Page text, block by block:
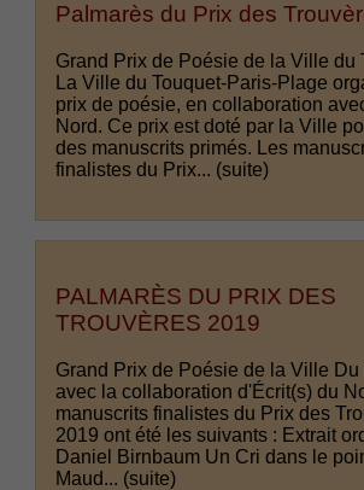
Palmarès du Prix des
Grand Prix de Poésie de la Ville du
La Ville du Touquet-Paris-Plage
prix de poésie, en collaboration
Nord. Ce prix est doté par la Ville
des manuscrits primés. Les
finalistes du Prix... (suite)
PALMARÈS DU PRIX DES
TROUVÈRES 2019
Grand Prix de Poésie de la Ville Du
avec la collaboration d'Écrit(s) du
manuscrits finalistes du Prix des
2019 ont été les suivants : Extrait
Daniel Birnbaum Un Cri dans le
Maud... (suite)